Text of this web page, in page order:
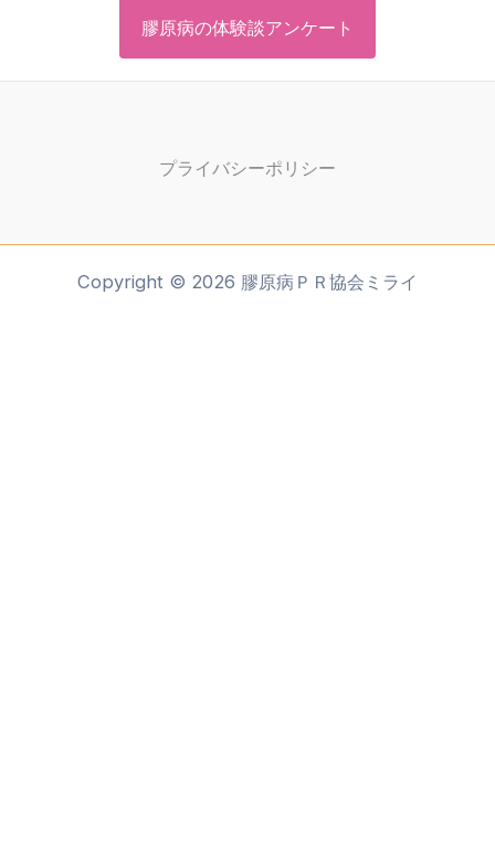
膠原病の体験談アンケート
プライバシーポリシー
Copyright © 2026 膠原病ＰＲ協会ミライ